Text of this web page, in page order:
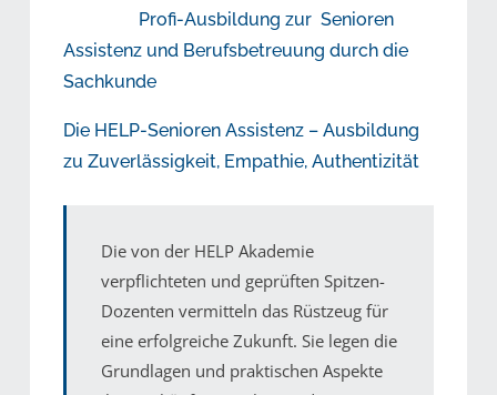
Profi-Ausbildung zur Senioren
Assistenz und Berufsbetreuung durch die
Sachkunde
Die HELP-Senioren Assistenz – Ausbildung
zu Zuverlässigkeit, Empathie, Authentizität
Die von der HELP Akademie
verpflichteten und geprüften Spitzen-
Dozenten vermitteln das Rüstzeug für
eine erfolgreiche Zukunft. Sie legen die
Grundlagen und praktischen Aspekte